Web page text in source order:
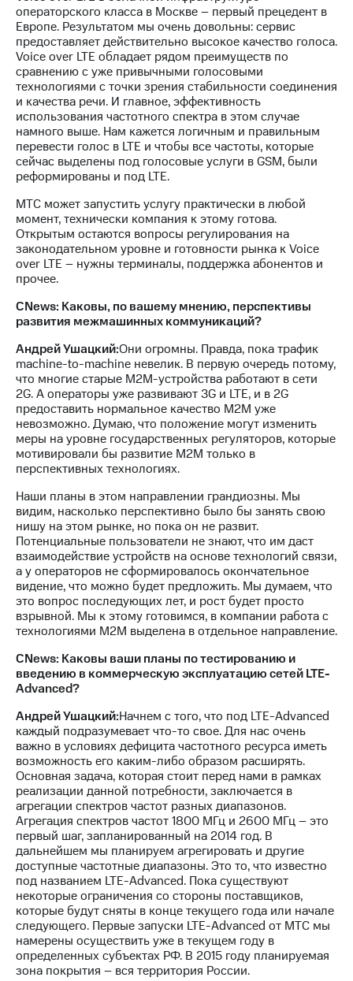
операторского класса в Москве – первый прецедент в
Европе. Результатом мы очень довольны: сервис
предоставляет действительно высокое качество голоса.
Voice over LTE обладает рядом преимуществ по
сравнению с уже привычными голосовыми
технологиями с точки зрения стабильности соединения
и качества речи. И главное, эффективность
использования частотного спектра в этом случае
намного выше. Нам кажется логичным и правильным
перевести голос в LTE и чтобы все частоты, которые
сейчас выделены под голосовые услуги в GSM, были
реформированы и под LTE.
МТС может запустить услугу практически в любой
момент, технически компания к этому готова.
Открытым остаются вопросы регулирования на
законодательном уровне и готовности рынка к Voice
over LTE – нужны терминалы, поддержка абонентов и
прочее.
CNews: Каковы, по вашему мнению, перспективы
развития межмашинных коммуникаций?
Андрей Ушацкий:Они огромны. Правда, пока трафик
machine-to-machine невелик. В первую очередь потому,
что многие старые M2M-устройства работают в сети
2G. А операторы уже развивают 3G и LTE, и в 2G
предоставить нормальное качество M2M уже
невозможно. Думаю, что положение могут изменить
меры на уровне государственных регуляторов, которые
мотивировали бы развитие M2M только в
перспективных технологиях.
Наши планы в этом направлении грандиозны. Мы
видим, насколько перспективно было бы занять свою
нишу на этом рынке, но пока он не развит.
Потенциальные пользователи не знают, что им даст
взаимодействие устройств на основе технологий связи,
а у операторов не сформировалось окончательное
видение, что можно будет предложить. Мы думаем, что
это вопрос последующих лет, и рост будет просто
взрывной. Мы к этому готовимся, в компании работа с
технологиями M2M выделена в отдельное направление.
CNews: Каковы ваши планы по тестированию и
введению в коммерческую эксплуатацию сетей LTE-
Advanced?
Андрей Ушацкий:Начнем с того, что под LTE-Advanced
каждый подразумевает что-то свое. Для нас очень
важно в условиях дефицита частотного ресурса иметь
возможность его каким-либо образом расширять.
Основная задача, которая стоит перед нами в рамках
реализации данной потребности, заключается в
агрегации спектров частот разных диапазонов.
Агрегация спектров частот 1800 МГц и 2600 МГц – это
первый шаг, запланированный на 2014 год. В
дальнейшем мы планируем агрегировать и другие
доступные частотные диапазоны. Это то, что известно
под названием LTE-Advanced. Пока существуют
некоторые ограничения со стороны поставщиков,
которые будут сняты в конце текущего года или начале
следующего. Первые запуски LTE-Advanced от МТС мы
намерены осуществить уже в текущем году в
определенных субъектах РФ. В 2015 году планируемая
зона покрытия – вся территория России.